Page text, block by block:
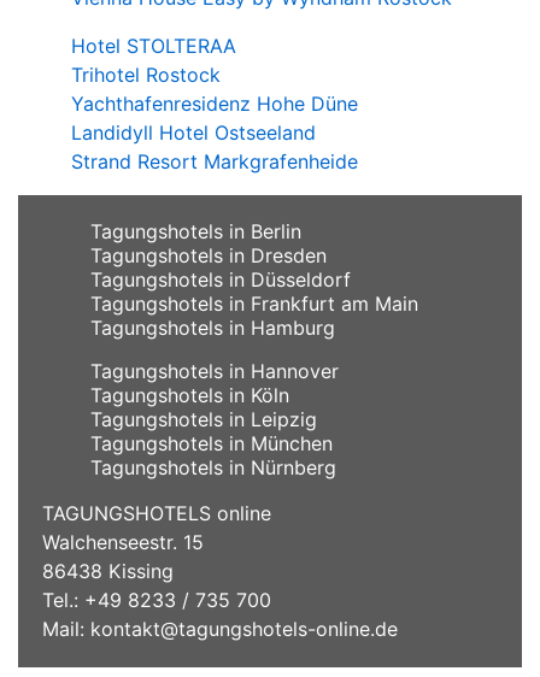
Hotel STOLTERAA
Trihotel Rostock
Yachthafenresidenz Hohe Düne
Landidyll Hotel Ostseeland
Strand Resort Markgrafenheide
Tagungshotels in Berlin
Tagungshotels in Dresden
Tagungshotels in Düsseldorf
Tagungshotels in Frankfurt am Main
Tagungshotels in Hamburg
Tagungshotels in Hannover
Tagungshotels in Köln
Tagungshotels in Leipzig
Tagungshotels in München
Tagungshotels in Nürnberg
TAGUNGSHOTELS online
Walchenseestr. 15
86438 Kissing
Tel.: +49 8233 / 735 700
Mail: kontakt@tagungshotels-online.de